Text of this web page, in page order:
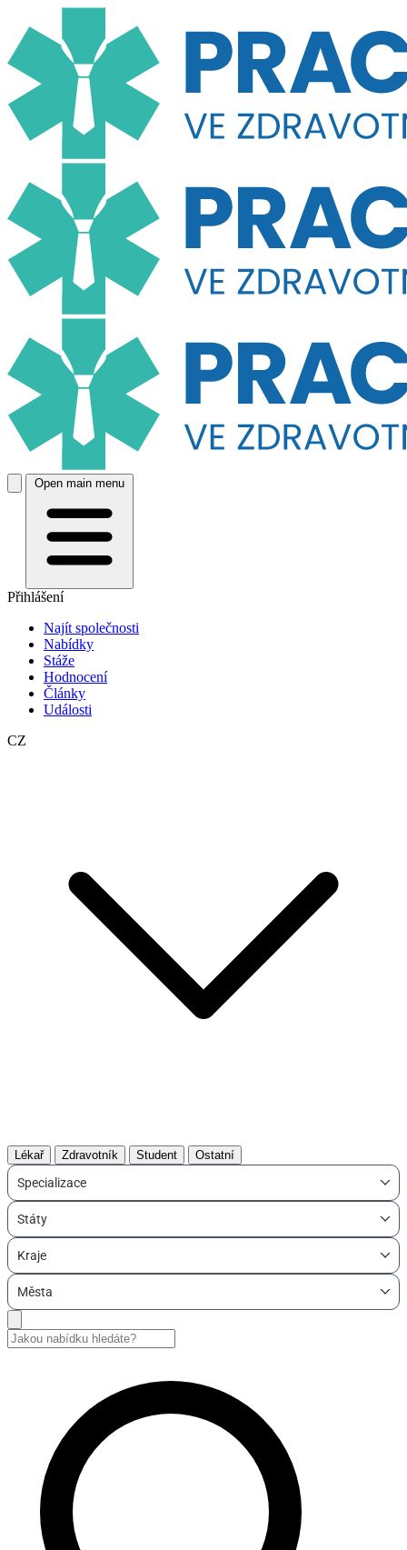
Open main menu
Přihlášení
Najít společnosti
Nabídky
Stáže
Hodnocení
Články
Události
CZ
Lékař Zdravotník Student Ostatní
Specializace
Státy
Kraje
Města